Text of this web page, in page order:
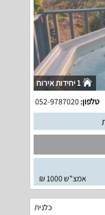
1 יחידות אירוח
טלפון:052-9787020
אמצ"ש 1000 ₪
כלנית